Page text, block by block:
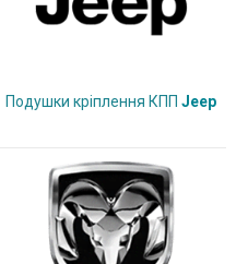
Подушки кріплення КПП Jeep